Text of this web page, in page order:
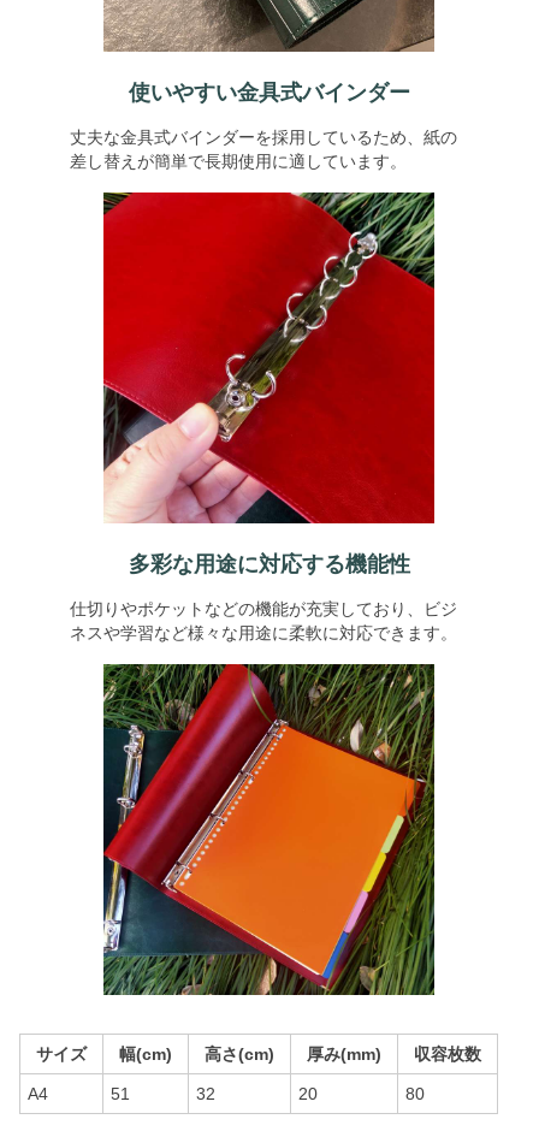
使いやすい金具式バインダー
丈夫な金具式バインダーを採用しているため、紙の
差し替えが簡単で長期使用に適しています。
多彩な用途に対応する機能性
仕切りやポケットなどの機能が充実しており、ビジ
ネスや学習など様々な用途に柔軟に対応できます。
サイズ 幅(cm) 高さ(cm) 厚み(mm) 収容枚数
A4 51 32 20 80